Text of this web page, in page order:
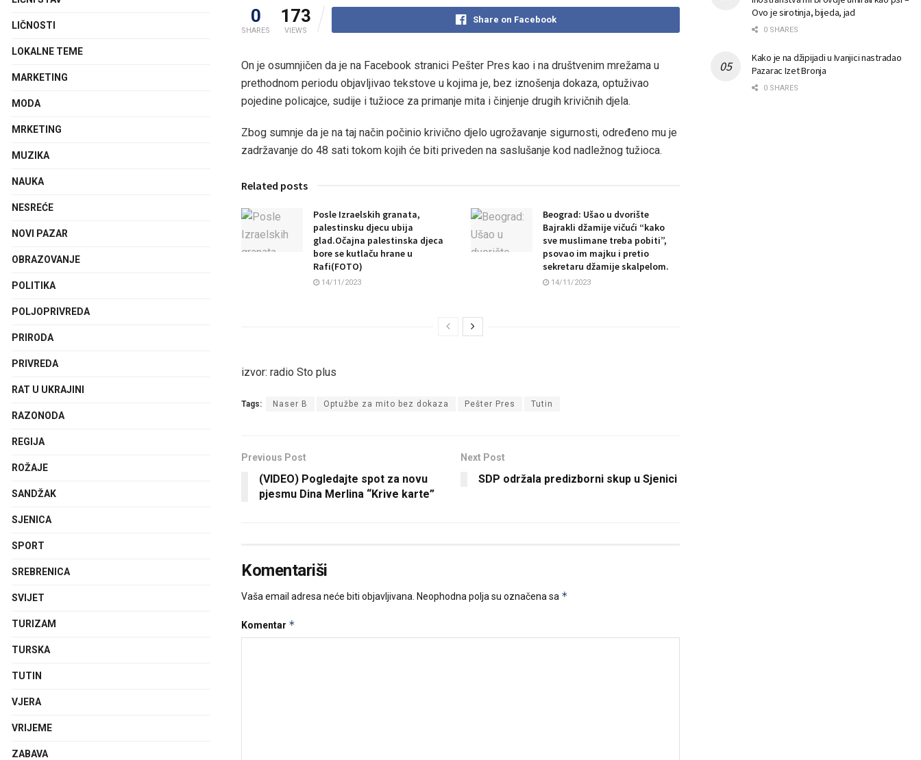
0
SHARES
173
VIEWS
Share on Facebook
On je osumnjičen da je na Facebook stranici Pešter Pres kao i na društvenim mrežama u
prethodnom periodu objavljivao tekstove u kojima je, bez iznošenja dokaza, optuživao
pojedine policajce, sudije i tužioce za primanje mita i činjenje drugih krivičnih djela.
Zbog sumnje da je na taj način počinio krivično djelo ugrožavanje sigurnosti, određeno mu je
zadržavanje do 48 sati tokom kojih će biti priveden na saslušanje kod nadležnog tužioca.
Related posts
Posle Izraelskih granata,
palestinsku djecu ubija
glad.Očajna palestinska djeca
bore se kutlaču hrane u
Rafi(FOTO)
14/11/2023
Beograd: Ušao u dvorište
Bajrakli džamije vičući “kako
sve muslimane treba pobiti”,
psovao im majku i pretio
sekretaru džamije skalpelom.
14/11/2023
izvor: radio Sto plus
Tags: Naser B Optužbe za mito bez dokaza Pešter Pres Tutin
Previous Post
(VIDEO) Pogledajte spot za novu
pjesmu Dina Merlina “Krive karte”
Next Post
SDP održala predizborni skup u Sjenici
Komentariši
Vaša email adresa neće biti objavljivana. Neophodna polja su označena sa *
Komentar *
LIČNOSTI
LOKALNE TEME
MARKETING
MODA
MRKETING
MUZIKA
NAUKA
NESREĆE
NOVI PAZAR
OBRAZOVANJE
POLITIKA
POLJOPRIVREDA
PRIRODA
PRIVREDA
RAT U UKRAJINI
RAZONODA
REGIJA
ROŽAJE
SANDŽAK
SJENICA
SPORT
SREBRENICA
SVIJET
TURIZAM
TURSKA
TUTIN
VJERA
VRIJEME
ZABAVA
Ovo je sirotinja, bijeda, jad
0 SHARES
Kako je na džipijadi u Ivanjici nastradao
Pazarac Izet Bronja
0 SHARES